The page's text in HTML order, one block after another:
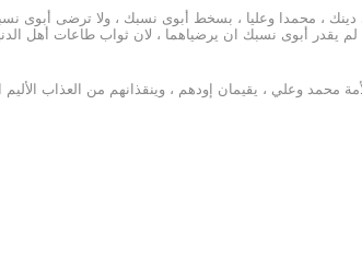
دينك ، محمدا وعليا ، بسخط أبوى نسبك ، ولا ترضى
أبوى نسبك ان يرضياهما ، لان ثواب طاعات أهل
محمد وعلي ، يقيمان إودهم ، وينقذانهم من العذاب الأليم